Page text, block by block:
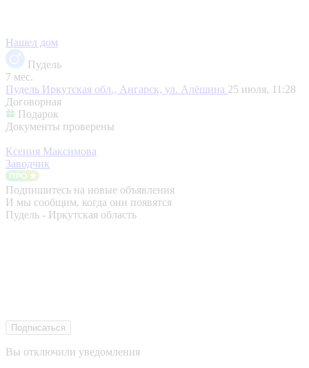
Нашел дом
Пудель
7 мес.
Пудель Иркутская обл., Ангарск, ул. Алёшина 25 июля, 11:28
Договорная
Подарок
Документы проверены
Ксения Максимова
Заводчик
Подпишитесь на новые объявления
И мы сообщим, когда они появятся
Пудель - Иркутская область
Подписаться
Вы отключили уведомления